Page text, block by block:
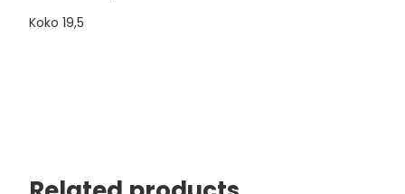
Koko 19,5